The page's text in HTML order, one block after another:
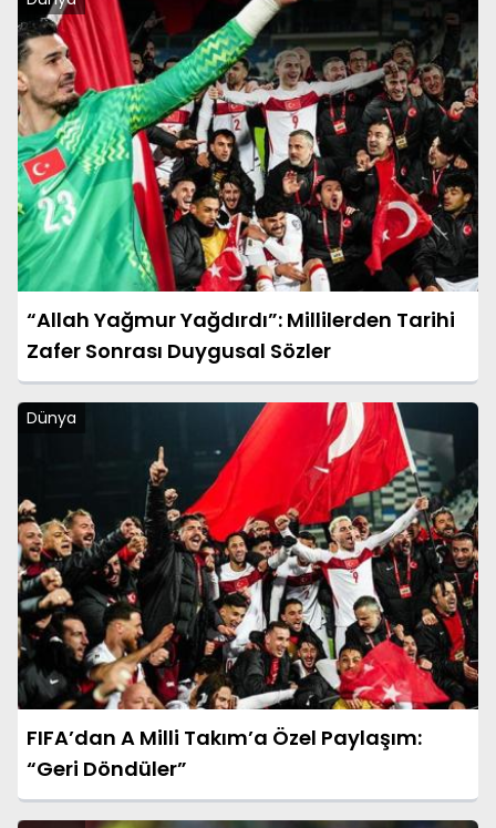
“Allah Yağmur Yağdırdı”: Millilerden Tarihi
Zafer Sonrası Duygusal Sözler
Dünya
FIFA’dan A Milli Takım’a Özel Paylaşım:
“Geri Döndüler”